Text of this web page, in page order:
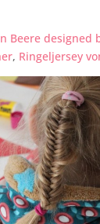
Beere designed
, Ringeljersey